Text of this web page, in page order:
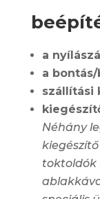
a
a
szállítási
Néhány
toktoldók